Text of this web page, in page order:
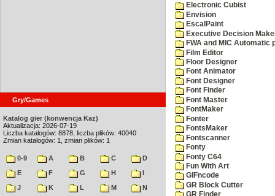
Gry/Games
Katalog gier (konwencja Kaz)
Aktualizacja: 2026-07-19
Liczba katalogów: 8878, liczba plików: 40040
Zmian katalogów: 1, zmian plików: 1
0-9 A B C
D
E
F G H
I
J
K L M
N
Electronic Cubist
Envision
EscalPaint
Executive Decision
FWA and MIC
Film Editor
Floor Designer
Font Animator
Font Designer
Font Finder
Font Master
FontMaker
Fonter
FontsMaker
Fontscanner
Fonty
Fonty C64
Fun With Art
GIFncode
GR Block Cutter
GR Finder